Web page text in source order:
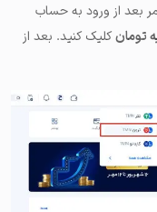
بعد از ورود به حساب
تومانکلیک کنید. بعد از